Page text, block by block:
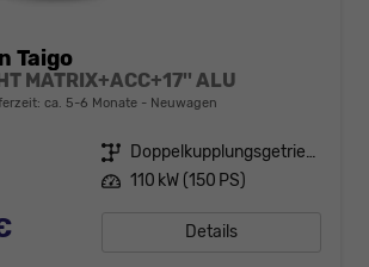
Taigo
MATRIX+ACC+17'' ALU
ca. 5-6 Monate Neuwagen
Getriebe
Doppelkupplungsgetriebe (DSG)
Leistung 110 kW (150 PS)
Details